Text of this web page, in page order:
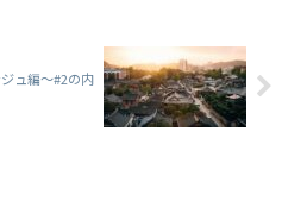
ュ編～#2の内